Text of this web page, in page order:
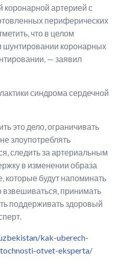
артерией с
периферических
что в целом
шунтировании коронарных
— заявил
синдрома сердечной
это дело, ограничивать
злоупотреблять
следить за артериальным
в изменении образа
которые будут напоминать
взвешиваться, принимать
поддерживать здоровый
kak-uberech-
otvet-eksperta/